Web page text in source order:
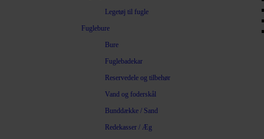
Legetøj til fugle
Fuglebure
Bure
Fuglebadekar
Reservedele og tilbehør
Vand og foderskål
Bunddække / Sand
Redekasser / Æg